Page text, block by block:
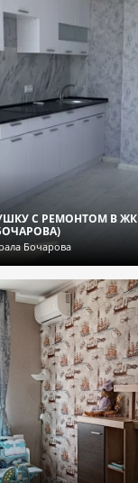
С РЕМОНТОМ В ЖК
Бочарова